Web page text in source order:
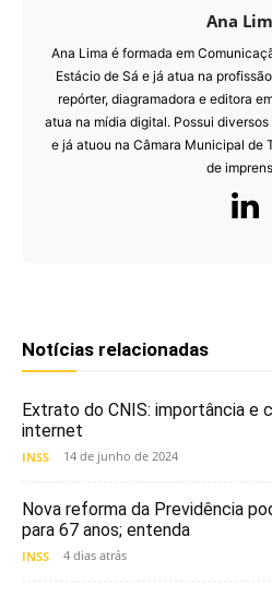
Ana
Ana Lima é formada em
Estácio de Sá e já atua na
repórter, diagramadora e editora
atua na mídia digital. Possui
e já atuou na Câmara Municipal de
de
Notícias relacionadas
Extrato do CNIS: importância e
internet
INSS 14 de junho de 2024
Nova reforma da Previdência
para 67 anos; entenda
INSS 4 dias atrás